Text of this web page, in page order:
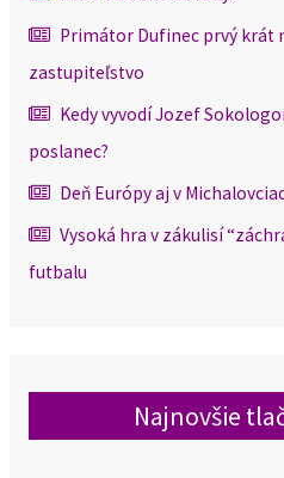
Primátor Dufinec prvý krát
zastupiteľstvo
Kedy vyvodí Jozef
poslanec?
Deň Európy aj v
Vysoká hra v zákulisí
futbalu
Najnovšie